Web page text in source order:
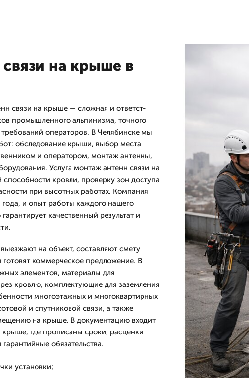
на крыше в
связи на крыше — сложная и ответст­
промышленного альпинизма, точного
операторов. В Челябинске мы
обследование крыши, выбор места
и оператором, монтаж антенны,
Услуга монтаж антенн связи на
кровли, проверку зон доступа
при высотных работах. Компания
и опыт работы каждого нашего
качественный результат и
на объект, составляют смету
коммерческое предложение. В
элементов, материалы для
кровлю, комплектующие для заземления
многоэтажных и многоквартирных
и спутниковой связи, а также
на крыше. В документацию входит
где прописаны сроки, расценки
обязательства.
установки;